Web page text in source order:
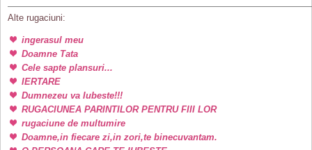
Alte rugaciuni:
ingerasul meu
Doamne Tata
Cele sapte plansuri...
IERTARE
Dumnezeu va Iubeste!!!
RUGACIUNEA PARINTILOR PENTRU FIII LOR
rugaciune de multumire
Doamne,in fiecare zi,in zori,te binecuvantam.